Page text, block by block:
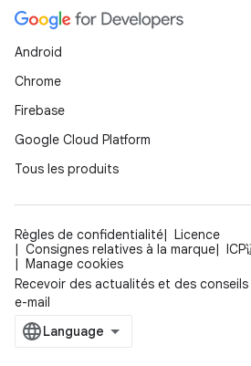
Android
Chrome
Firebase
Google Cloud Platform
Tous les produits
Règles de confidentialité
Licence
Consignes relatives à la marque
Manage cookies
Recevoir des actualités et des
e-mail